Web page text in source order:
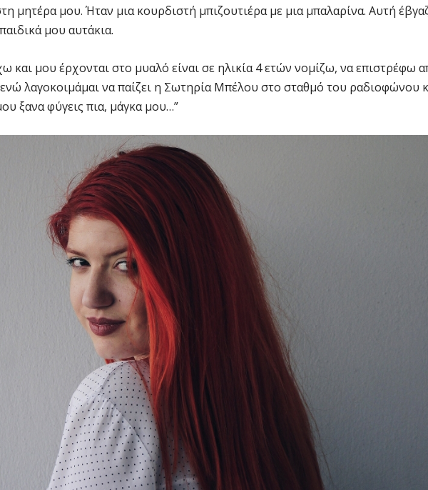
μητέρα μου. Ήταν μια κουρδιστή μπιζουτιέρα με μια μπαλαρίνα. Αυτή
μου αυτάκια.
και μου έρχονται στο μυαλό είναι σε ηλικία 4 ετών νομίζω, να επιστρέφω
λαγοκοιμάμαι να παίζει η Σωτηρία Μπέλου στο σταθμό του ραδιοφώνου
ξανα φύγεις πια, μάγκα μου…”